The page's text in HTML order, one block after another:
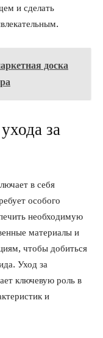
и сделать
доска
за
в себя
особого
необходимую
материалы и
чтобы добиться
Уход за
ключевую роль в
и